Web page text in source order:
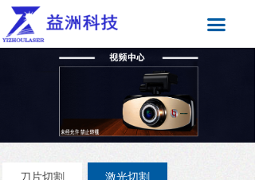
끀
刀片切割 激光切割